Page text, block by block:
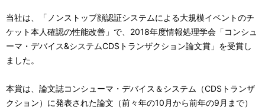
当社は、「ノンストップ顔認証システムによる大規模イベントのチ
ケット本人確認の性能改善」で、2018年度情報処理学会「コンシュ
ーマ・デバイス&システムCDSトランザクション論文賞」を受賞し
ました。
本賞は、論文誌コンシューマ・デバイス＆システム（CDSトランザ
クション）に発表された論文（前々年の10月から前年の9月まで）